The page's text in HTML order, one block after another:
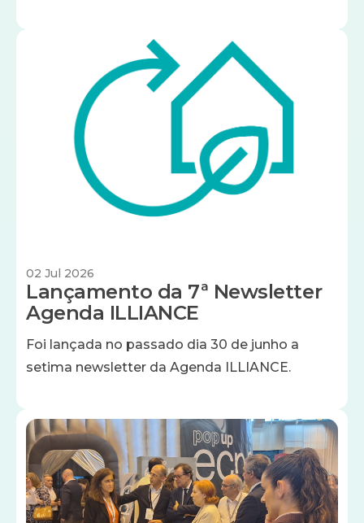
02 Jul 2026
Lançamento da 7ª Newsletter
Agenda ILLIANCE
Foi lançada no passado dia 30 de junho a
setima newsletter da Agenda ILLIANCE.
Imagem